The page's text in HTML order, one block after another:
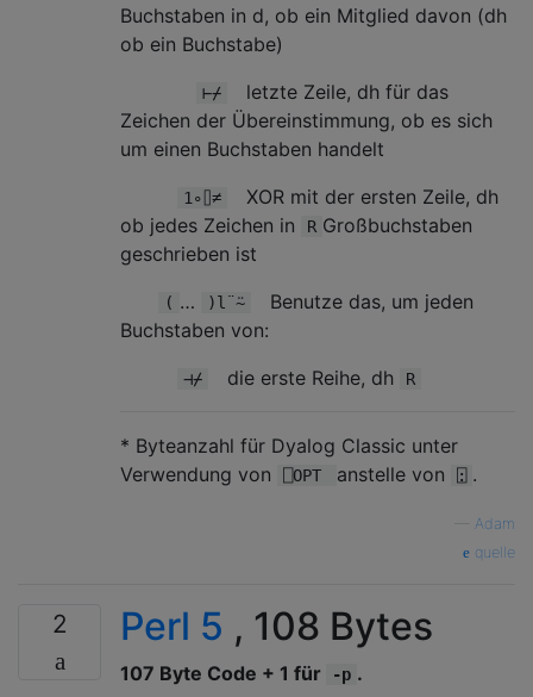
Buchstaben in d, ob ein Mitglied davon (dh
ob ein Buchstabe)
⊢⌿
letzte Zeile, dh für das
Zeichen der Übereinstimmung, ob es sich
um einen Buchstaben handelt
1∘⌷≠
XOR mit der ersten Zeile, dh
ob jedes Zeichen in
R Großbuchstaben
geschrieben ist
( … )l¨⍨
Benutze das, um jeden
Buchstaben von:
⊣⌿ die erste Reihe, dh R
* Byteanzahl für Dyalog Classic unter
Verwendung von
⎕OPT anstelle von ⍠ .
Adam
quelle
2 Perl 5 , 108 Bytes
107 Byte Code + 1 für -p .